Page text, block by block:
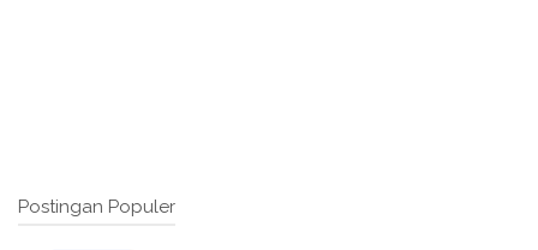
Postingan Populer